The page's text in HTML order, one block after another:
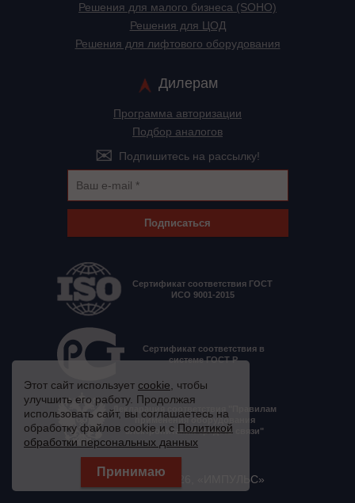
Решения для малого бизнеса (SOHO)
Решения для ЦОД
Решения для лифтового оборудования
Дилерам
Программа авторизации
Подбор аналогов
Подпишитесь на рассылку!
Подписаться
Сертификат соответствия ГОСТ
ИСО 9001-2015
Сертификат соответствия в
системе ГОСТ Р
Декларация соответствия "Правилам
применения оборудования
электропитания средств связи"
© 2008 - 2026, «ИМПУЛЬС»
Этот сайт использует cookie , чтобы
улучшить его работу. Продолжая
использовать сайт, вы соглашаетесь на
обработку файлов cookie и с Политикой
обработки персональных данных